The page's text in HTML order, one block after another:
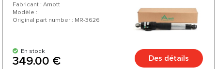
Fabricant : Arnott
Modèle :
Original part number : MR-3626
En stock
349.00 € Des détails